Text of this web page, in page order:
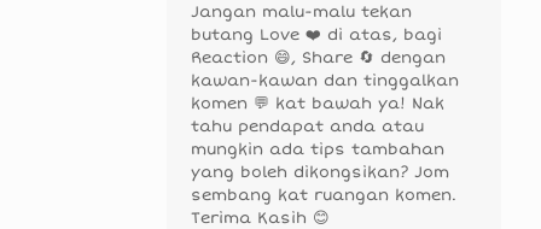
Jangan malu-malu tekan
butang Love ❤️ di atas, bagi
Reaction 😄, Share 🔄 dengan
kawan-kawan dan tinggalkan
komen 💬 kat bawah ya! Nak
tahu pendapat anda atau
mungkin ada tips tambahan
yang boleh dikongsikan? Jom
sembang kat ruangan komen.
Terima Kasih 😊